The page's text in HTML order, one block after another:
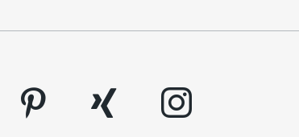
pinterest xing instagram